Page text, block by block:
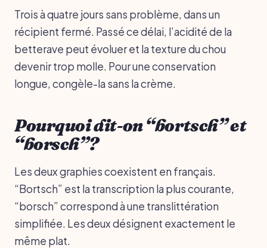
Trois à quatre jours sans problème, dans un
récipient fermé. Passé ce délai, l’acidité de la
betterave peut évoluer et la texture du chou
devenir trop molle. Pour une conservation
longue, congèle-la sans la crème.
Pourquoi dit-on “bortsch” et
“borsch”?
Les deux graphies coexistent en français.
“Bortsch” est la transcription la plus courante,
“borsch” correspond à une translittération
simplifiée. Les deux désignent exactement le
même plat.